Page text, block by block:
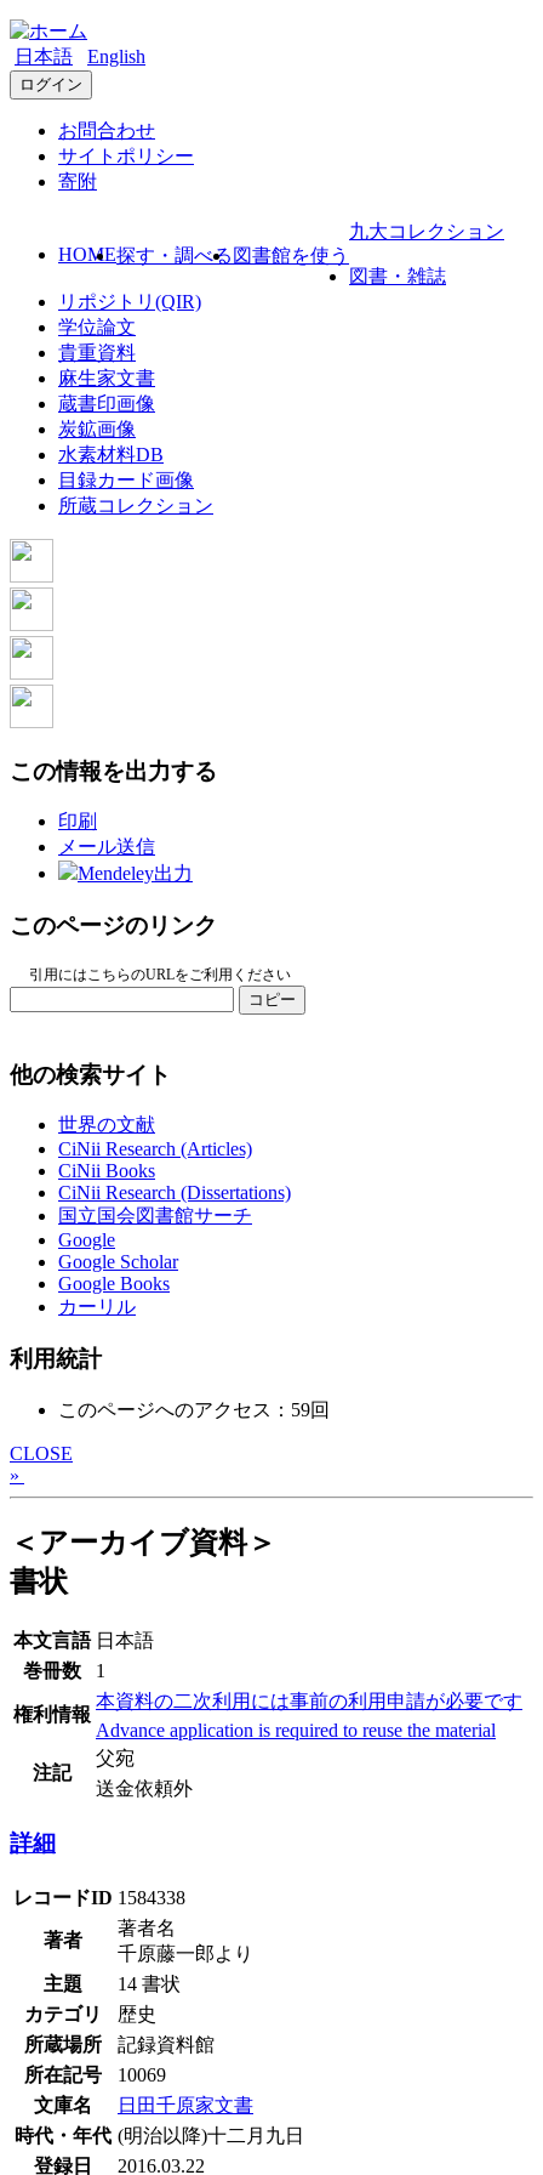
日本語 English
ログイン
お問合わせ
サイトポリシー
寄附
HOME探す・調べる 図書館を使う
九大コレクション
図書・雑誌
リポジトリ(QIR)
学位論文
貴重資料
麻生家文書
蔵書印画像
炭鉱画像
水素材料DB
目録カード画像
所蔵コレクション
この情報を出力する
印刷
メール送信
Mendeley出力
このページのリンク
引用にはこちらのURLをご利用ください
コピー
他の検索サイト
世界の文献
CiNii Research (Articles)
CiNii Books
CiNii Research (Dissertations)
国立国会図書館サーチ
Google
Google Scholar
Google Books
カーリル
利用統計
このページへのアクセス：59回
CLOSE
»
＜アーカイブ資料＞
書状
本文言語 日本語
巻冊数
1
権利情報
本資料の二次利用には事前の利用申請が必要です
Advance application is required to reuse the material
注記
父宛
送金依頼外
詳細
レコードID 1584338
著者
著者名
千原藤一郎より
主題
14 書状
カテゴリ
歴史
所蔵場所
記録資料館
所在記号
10069
文庫名
日田千原家文書
時代・年代 (明治以降)十二月九日
登録日
2016.03.22